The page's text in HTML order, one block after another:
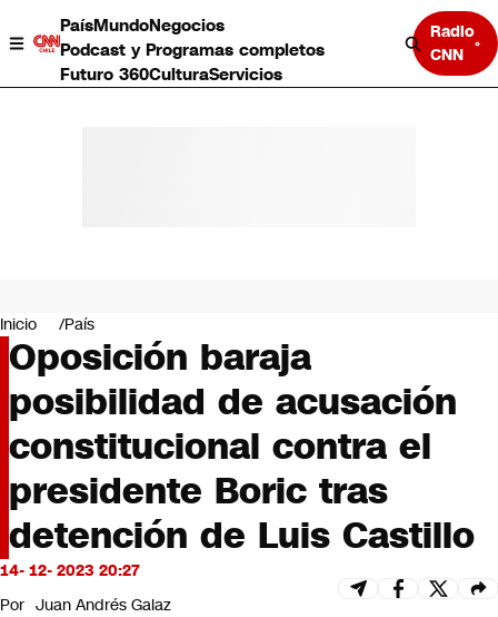
PaísMundoNegocios
Podcast y Programas completos
Futuro 360CulturaServicios
Radio
CNN
Negocios
Deportes
Programas completos
Cultura
Servicios
Bits
CNN tiempo
Futuro 360
Opinión
Inicio País
Oposición baraja
posibilidad de acusación
constitucional contra el
presidente Boric tras
detención de Luis Castillo
14- 12- 2023 20:27
Por Juan Andrés Galaz